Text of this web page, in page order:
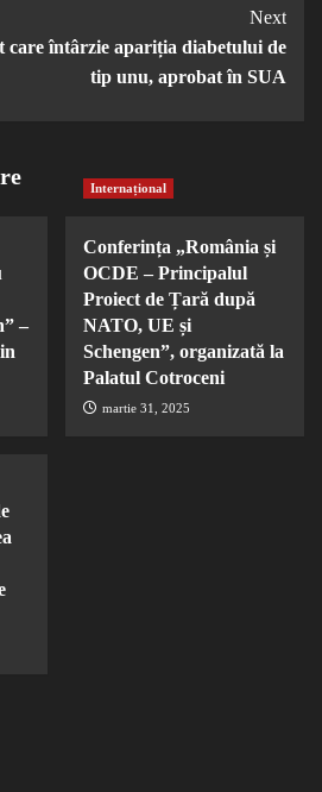
Next
care întârzie apariția diabetului de
tip unu, aprobat în SUA
–
Internațional
Conferința „România și
OCDE – Principalul
Proiect de Țară după
NATO, UE și
Schengen”, organizată la
Palatul Cotroceni
martie 31, 2025